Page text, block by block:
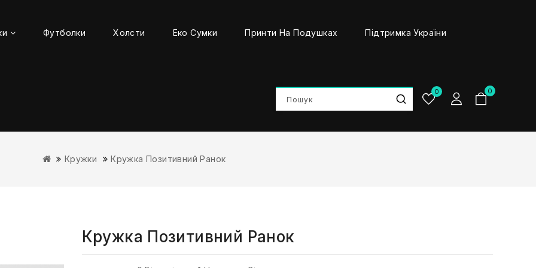
Футболки Холсти Еко Сумки Принти На Подушках Підтримка України
0
0
Кружки Кружка Позитивний Ранок
Кружка Позитивний Ранок